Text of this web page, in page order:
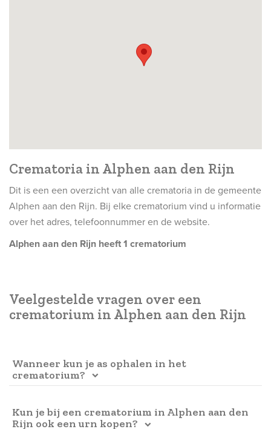
Crematoria in Alphen aan den Rijn
Dit is een een overzicht van alle crematoria in de gemeente
Alphen aan den Rijn. Bij elke crematorium vind u informatie
over het adres, telefoonnummer en de website.
Alphen aan den Rijn heeft 1 crematorium
Veelgestelde vragen over een
crematorium in Alphen aan den Rijn
Wanneer kun je as ophalen in het
crematorium?
de as van een overledene dertig dagen bewaard moet
worden in het crematorium. Dit heeft een aantal redenen.
Kun je bij een crematorium in Alphen aan den
Rijn ook een urn kopen?